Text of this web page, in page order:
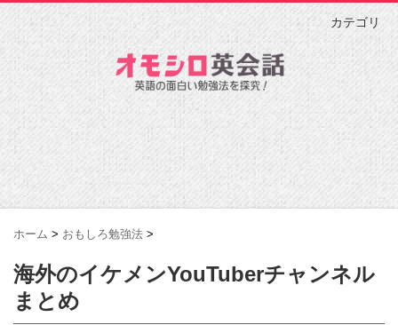
カテゴリ
ホーム > おもしろ勉強法 >
海外のイケメンYouTuberチャンネル
まとめ